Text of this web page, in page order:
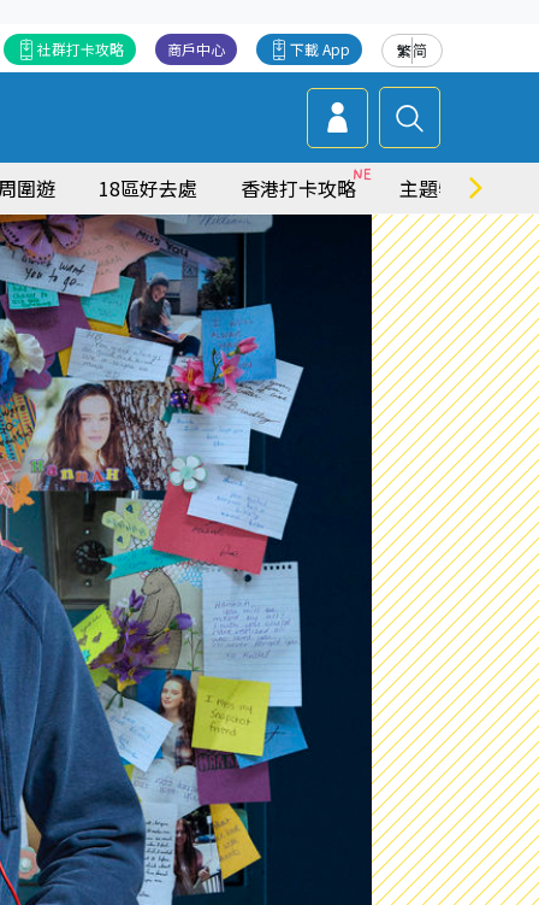
繁简
下載 App
商戶中心
社群打卡攻略
圍遊 18區好去處 香港打卡攻略 主題特集